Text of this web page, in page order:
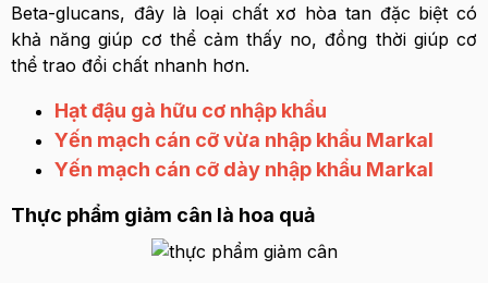
Beta-glucans, đây là loại chất xơ hòa tan đặc biệt có
khả năng giúp cơ thể cảm thấy no, đồng thời giúp cơ
thể trao đổi chất nhanh hơn.
Hạt đậu gà hữu cơ nhập khẩu
Yến mạch cán cỡ vừa nhập khẩu Markal
Yến mạch cán cỡ dày nhập khẩu Markal
Thực phẩm giảm cân là hoa quả